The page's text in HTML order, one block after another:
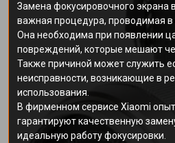
Замена фокусировочного экрана
важная процедура, проводимая в
Она необходима при появлении
повреждений, которые мешают
Также причиной может служить
неисправности, возникающие в
использования.
В фирменном сервисе Xiaomi
гарантируют качественную
идеальную работу фокусировки.